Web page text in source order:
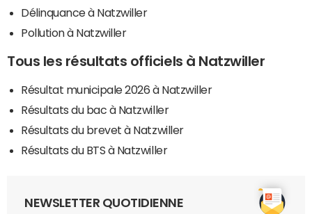
Délinquance à Natzwiller
Pollution à Natzwiller
Tous les résultats officiels à Natzwiller
Résultat municipale 2026 à Natzwiller
Résultats du bac à Natzwiller
Résultats du brevet à Natzwiller
Résultats du BTS à Natzwiller
NEWSLETTER QUOTIDIENNE